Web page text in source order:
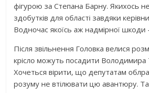
фігурою за Степана Барну. Якихось
здобутків для області завдяки
Водночас якоїсь аж надмірної шкоди
Після звільнення Головка велися
крісло можуть посадити
Хочеться вірити, що депутатам
розуму не втілювати цю авантюру.